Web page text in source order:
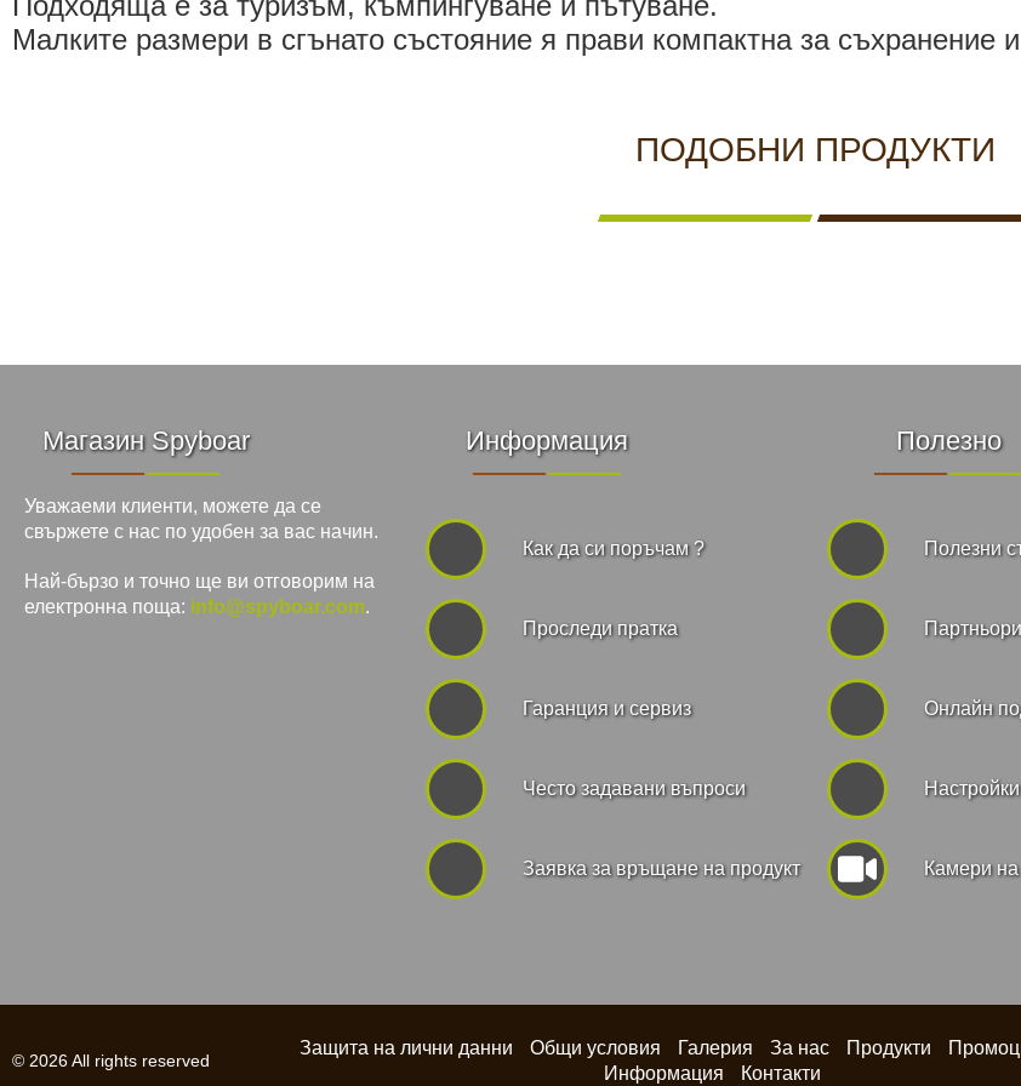
Малките размери в сгънато състояние я прави компактна за съхранение
ПОДОБНИ ПРОДУКТИ
Магазин Spyboar
Уважаеми клиенти, можете да се
свържете с нас по удобен за вас начин.
Най-бързо и точно ще ви отговорим на
електронна поща: info@spyboar.com.
Информация
Как да си поръчам ?
Проследи пратка
Гаранция и сервиз
Често задавани въпроси
Заявка за връщане на продукт
Полезно
Полезни
Партньори
Онлайн
Камери
© 2026 All rights reserved
Защита на лични данни Общи условия Галерия За нас Продукти
Информация
Контакти